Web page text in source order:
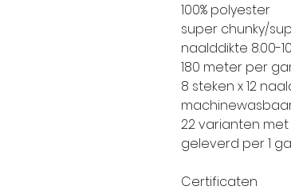
100% polyester
super chunky/
naalddikte 8.00-
180 meter per
8 steken x 12
22 varianten
geleverd per 1
Certificaten